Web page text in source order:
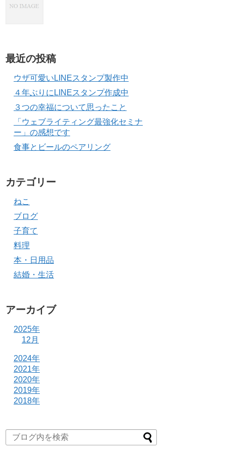
最近の投稿
ウザ可愛いLINEスタンプ製作中
４年ぶりにLINEスタンプ作成中
３つの幸福について思ったこと
「ウェブライティング最強化セミナ
ー」の感想です
食事とビールのペアリング
カテゴリー
ねこ
ブログ
子育て
料理
本・日用品
結婚・生活
アーカイブ
2025年
12月
2024年
2021年
2020年
2019年
2018年